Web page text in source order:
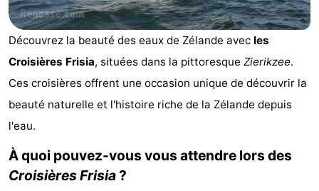
d'hôtes
Chaumières
-
Helius
Poort
Zeeland
-
Waterbos
Hôtels
Découvrez la beauté des eaux de Zélande avec les
Croisières Frisia, situées dans la pittoresque Zierikzee.
Ces croisières offrent une occasion unique de découvrir la
beauté naturelle et l'histoire riche de la Zélande depuis
l'eau.
À quoi pouvez-vous vous attendre lors des
Croisières Frisia?